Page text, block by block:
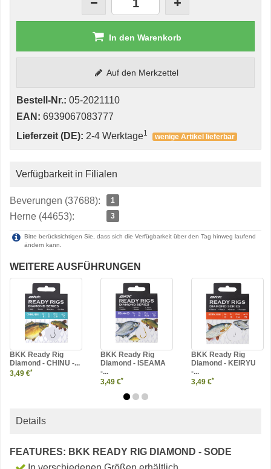
In den Warenkorb
Auf den Merkzettel
Bestell-Nr.: 05-2021110
EAN: 6939067083777
Lieferzeit (DE): 2-4 Werktage1 wenige Artikel lieferbar
Verfügbarkeit in Filialen
Beverungen (37688): 1
Herne (44653): 3
Bitte berücksichtigen Sie, dass sich die Verfügbarkeit über den Tag hinweg laufend
ändern kann.
WEITERE AUSFÜHRUNGEN
BKK Ready Rig
Diamond - CHINU -...
3,49 €*
BKK Ready Rig
Diamond - ISEAMA
-...
3,49 €*
BKK Ready Rig
Diamond - KEIRYU
-...
3,49 €*
Details
FEATURES: BKK READY RIG DIAMOND - SODE